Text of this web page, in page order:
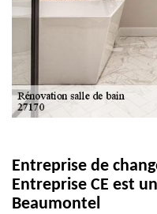
Entreprise de
Entreprise CE est
Beaumontel